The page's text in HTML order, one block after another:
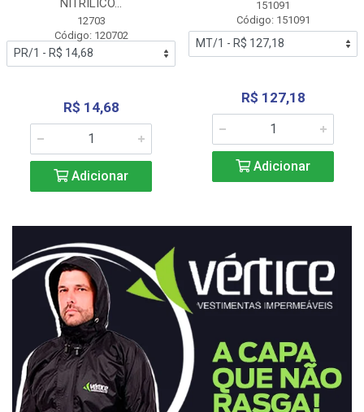
NITRÍLICO...
12703
Código: 120702
R$ 14,68
Adicionar
151091
Código: 151091
R$ 127,18
Adicionar